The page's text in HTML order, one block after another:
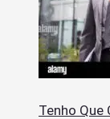
Tenho Que